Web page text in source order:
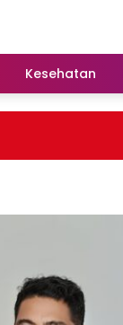
Kesehatan